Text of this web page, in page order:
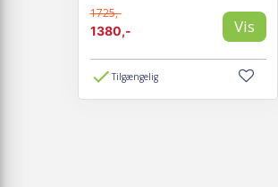
1725,-
1380,-
Vis
Tilgængelig